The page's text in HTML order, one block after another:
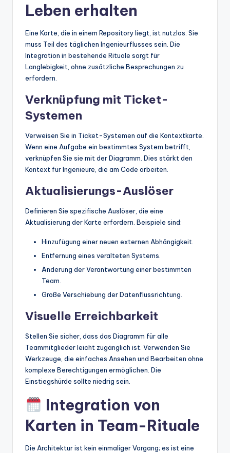
Leben erhalten
Eine Karte, die in einem Repository liegt, ist nutzlos. Sie
muss Teil des täglichen Ingenieurflusses sein. Die
Integration in bestehende Rituale sorgt für
Langlebigkeit, ohne zusätzliche Besprechungen zu
erfordern.
Verknüpfung mit Ticket-
Systemen
Verweisen Sie in Ticket-Systemen auf die Kontextkarte.
Wenn eine Aufgabe ein bestimmtes System betrifft,
verknüpfen Sie sie mit der Diagramm. Dies stärkt den
Kontext für Ingenieure, die am Code arbeiten.
Aktualisierungs-Auslöser
Definieren Sie spezifische Auslöser, die eine
Aktualisierung der Karte erfordern. Beispiele sind:
Hinzufügung einer neuen externen Abhängigkeit.
Entfernung eines veralteten Systems.
Änderung der Verantwortung einer bestimmten
Team.
Große Verschiebung der Datenflussrichtung.
Visuelle Erreichbarkeit
Stellen Sie sicher, dass das Diagramm für alle
Teammitglieder leicht zugänglich ist. Verwenden Sie
Werkzeuge, die einfaches Ansehen und Bearbeiten ohne
komplexe Berechtigungen ermöglichen. Die
Einstiegshürde sollte niedrig sein.
Integration von
Karten in Team-Rituale
Die Architektur ist kein einmaliger Vorgang; es ist eine